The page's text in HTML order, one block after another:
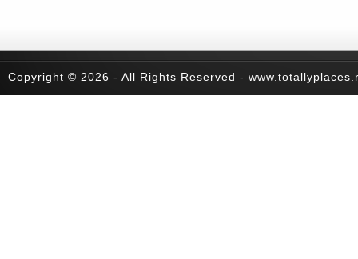
Copyright © 2026 - All Rights Reserved -